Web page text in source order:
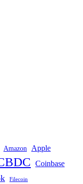
Amazon Apple
Coinbase
Filecoin